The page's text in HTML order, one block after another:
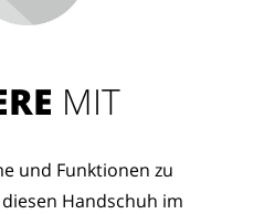
MIT
und Funktionen zu
Handschuh im